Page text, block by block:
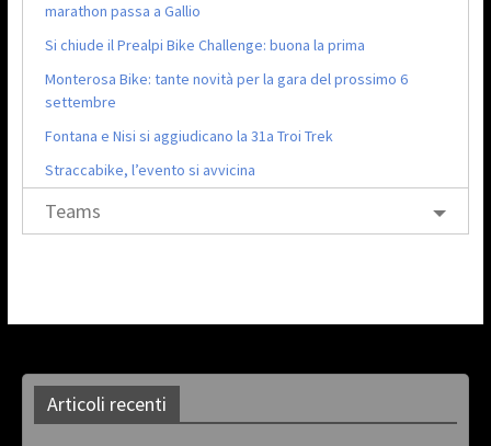
marathon passa a Gallio
Si chiude il Prealpi Bike Challenge: buona la prima
Monterosa Bike: tante novità per la gara del prossimo 6
settembre
Fontana e Nisi si aggiudicano la 31a Troi Trek
Straccabike, l’evento si avvicina
Teams
Articoli recenti